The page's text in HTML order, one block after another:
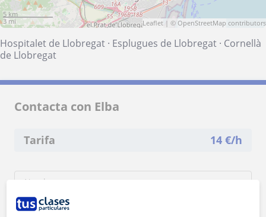
5 km
3 mi
Leaflet | © OpenStreetMap contributors
Hospitalet de Llobregat · Esplugues de Llobregat · Cornellà
de Llobregat
Contacta con Elba
Tarifa 14 €/h